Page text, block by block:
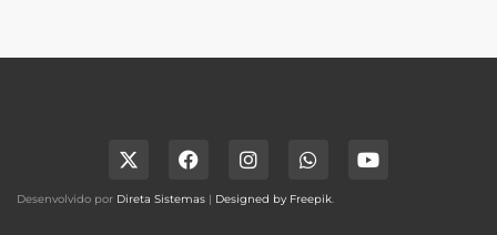
Desenvolvido por Direta Sistemas | Designed by Freepik.